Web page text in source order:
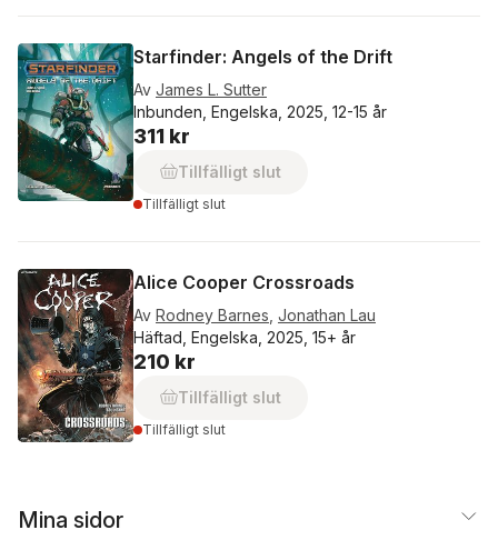
Starfinder: Angels of the Drift
Av James L. Sutter
Inbunden, Engelska, 2025, 12-15 år
311 kr
Tillfälligt slut
Tillfälligt slut
Alice Cooper Crossroads
Av Rodney Barnes Jonathan Lau
Häftad, Engelska, 2025, 15+ år
210 kr
Tillfälligt slut
Tillfälligt slut
Mina sidor